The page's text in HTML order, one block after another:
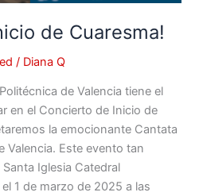
de Cuaresma!
/ Diana Q
de Valencia tiene el
en el Concierto de Inicio de
la emocionante Cantata
Valencia. Este evento tan
Iglesia Catedral
1 de marzo de 2025 a las